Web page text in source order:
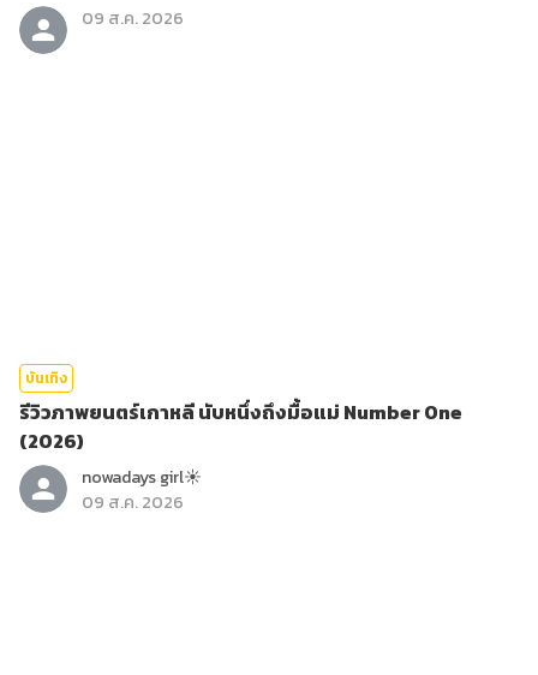
09 ส.ค. 2026
บันเทิง
รีวิวภาพยนตร์เกาหลี นับหนึ่งถึงมื้อแม่ Number One
(2026)
nowadays girl☀︎︎
09 ส.ค. 2026